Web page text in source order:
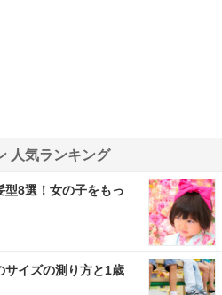
人気ランキング
型8選！女の子をもっ
サイズの測り方と1歳